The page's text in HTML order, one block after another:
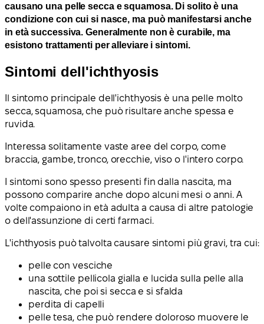
causano una pelle secca e squamosa. Di solito è una
condizione con cui si nasce, ma può manifestarsi anche
in età successiva. Generalmente non è curabile, ma
esistono trattamenti per alleviare i sintomi.
Sintomi dell'ichthyosis
Il sintomo principale dell'ichthyosis è una pelle molto
secca, squamosa, che può risultare anche spessa e
ruvida.
Interessa solitamente vaste aree del corpo, come
braccia, gambe, tronco, orecchie, viso o l'intero corpo.
I sintomi sono spesso presenti fin dalla nascita, ma
possono comparire anche dopo alcuni mesi o anni. A
volte compaiono in età adulta a causa di altre patologie
o dell'assunzione di certi farmaci.
L'ichthyosis può talvolta causare sintomi più gravi, tra cui:
pelle con vesciche
una sottile pellicola gialla e lucida sulla pelle alla
nascita, che poi si secca e si sfalda
perdita di capelli
pelle tesa, che può rendere doloroso muovere le